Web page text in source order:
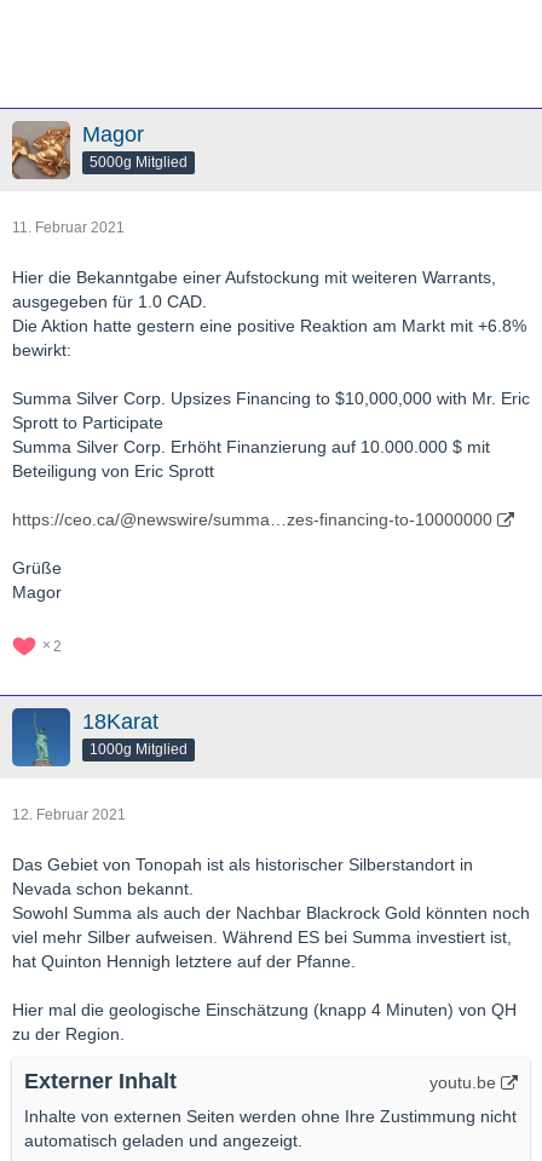
Magor
5000g Mitglied
11. Februar 2021
Hier die Bekanntgabe einer Aufstockung mit weiteren Warrants,
ausgegeben für 1.0 CAD.
Die Aktion hatte gestern eine positive Reaktion am Markt mit +6.8%
bewirkt:
Summa Silver Corp. Upsizes Financing to $10,000,000 with Mr. Eric
Sprott to Participate
Summa Silver Corp. Erhöht Finanzierung auf 10.000.000 $ mit
Beteiligung von Eric Sprott
https://ceo.ca/@newswire/summa…zes-financing-to-10000000
Grüße
Magor
2
18Karat
1000g Mitglied
12. Februar 2021
Das Gebiet von Tonopah ist als historischer Silberstandort in
Nevada schon bekannt.
Sowohl Summa als auch der Nachbar Blackrock Gold könnten noch
viel mehr Silber aufweisen. Während ES bei Summa investiert ist,
hat Quinton Hennigh letztere auf der Pfanne.
Hier mal die geologische Einschätzung (knapp 4 Minuten) von QH
zu der Region.
Externer Inhalt
youtu.be
Inhalte von externen Seiten werden ohne Ihre Zustimmung nicht
automatisch geladen und angezeigt.